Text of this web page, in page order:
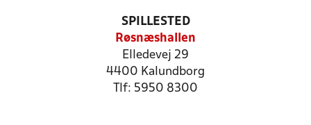
SPILLESTED
Røsnæshallen
Elledevej 29
4400 Kalundborg
Tlf: 5950 8300